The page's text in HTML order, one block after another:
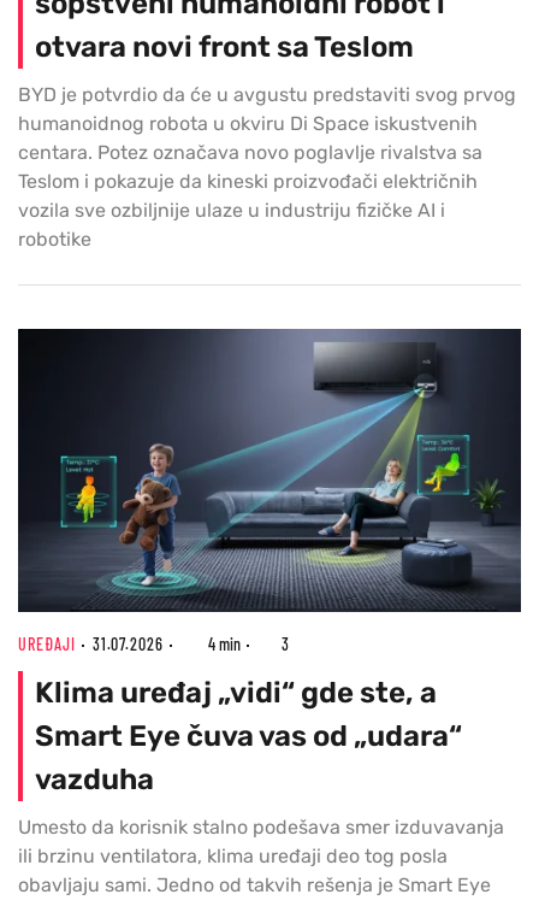
otvara novi front sa Teslom
BYD je potvrdio da će u avgustu predstaviti svog prvog
humanoidnog robota u okviru Di Space iskustvenih
centara. Potez označava novo poglavlje rivalstva sa
Teslom i pokazuje da kineski proizvođači električnih
vozila sve ozbiljnije ulaze u industriju fizičke AI i
robotike
UREĐAJI 31.07.2026 4 min 3
Klima uređaj „vidi“ gde ste, a
Smart Eye čuva vas od „udara“
vazduha
Umesto da korisnik stalno podešava smer izduvavanja
ili brzinu ventilatora, klima uređaji deo tog posla
obavljaju sami. Jedno od takvih rešenja je Smart Eye